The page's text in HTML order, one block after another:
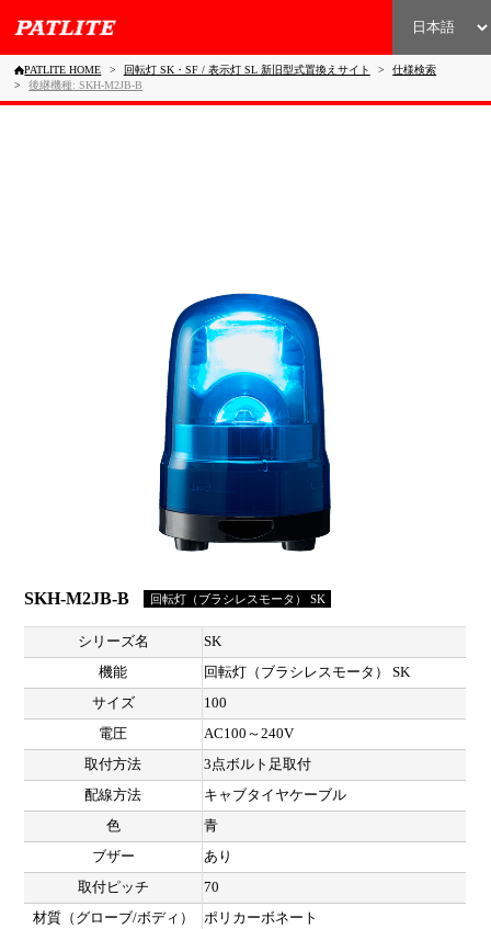
PATLITE HOME 回転灯 SK・SF / 表示灯 SL 新旧型式置換えサイト
仕様検索
後継機種: SKH-M2JB-B
SKH-M2JB-B 回転灯（ブラシレスモータ） SK
シリーズ名
SK
機能
回転灯（ブラシレスモータ） SK
サイズ
100
電圧
AC100～240V
取付方法
3点ボルト足取付
配線方法
キャブタイヤケーブル
色
青
ブザー
あり
取付ピッチ
70
材質（グローブ/ボディ）
ポリカーボネート